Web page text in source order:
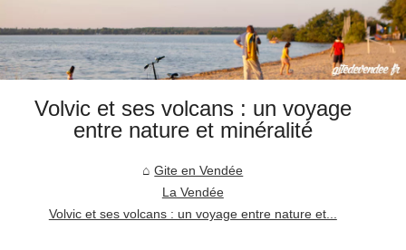
Volvic et ses volcans : un voyage
entre nature et minéralité
Gite en Vendée
La Vendée
Volvic et ses volcans : un voyage entre nature et...